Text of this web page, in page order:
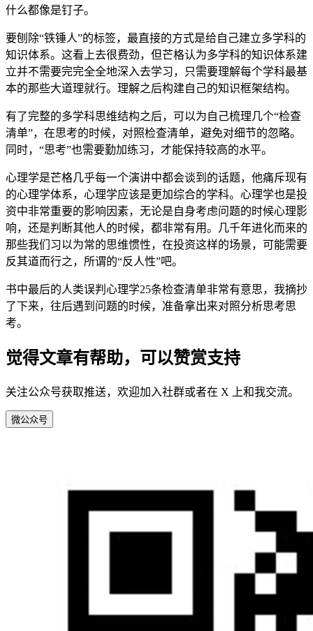
什么都像是钉子。
要刨除“铁锤人”的标签，最直接的方式是给自己建立多学科的
知识体系。这看上去很费劲，但芒格认为多学科的知识体系建
立并不需要完完全全地深入去学习，只需要理解每个学科最基
本的那些大道理就行。理解之后构建自己的知识框架结构。
有了完整的多学科思维结构之后，可以为自己梳理几个“检查
清单”，在思考的时候，对照检查清单，避免对细节的忽略。
同时，“思考”也需要勤加练习，才能保持较高的水平。
心理学是芒格几乎每一个演讲中都会谈到的话题，他痛斥现有
的心理学体系，心理学应该是更加综合的学科。心理学也是投
资中非常重要的影响因素，无论是自身考虑问题的时候心理影
响，还是判断其他人的时候，都非常有用。几千年进化而来的
那些我们习以为常的思维惯性，在投资这样的场景，可能需要
反其道而行之，所谓的“反人性”吧。
书中最后的人类误判心理学25条检查清单非常有意思，我摘抄
了下来，往后遇到问题的时候，准备拿出来对照分析思考思
考。
觉得文章有帮助，可以赞赏支持
关注公众号获取推送，欢迎加入社群或者在 X 上和我交流。
微公众号